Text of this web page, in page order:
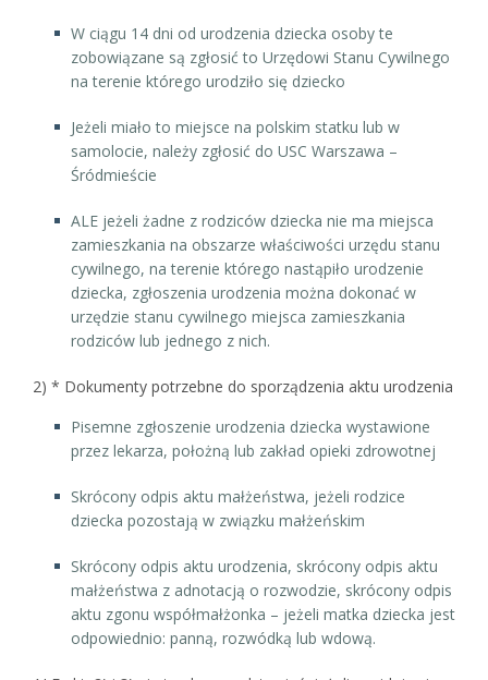
W ciągu 14 dni od urodzenia dziecka osoby te
zobowiązane są zgłosić to Urzędowi Stanu Cywilnego
na terenie którego urodziło się dziecko
Jeżeli miało to miejsce na polskim statku lub w
samolocie, należy zgłosić do USC Warszawa –
Śródmieście
ALE jeżeli żadne z rodziców dziecka nie ma miejsca
zamieszkania na obszarze właściwości urzędu stanu
cywilnego, na terenie którego nastąpiło urodzenie
dziecka, zgłoszenia urodzenia można dokonać w
urzędzie stanu cywilnego miejsca zamieszkania
rodziców lub jednego z nich.
2) * Dokumenty potrzebne do sporządzenia aktu urodzenia
Pisemne zgłoszenie urodzenia dziecka wystawione
przez lekarza, położną lub zakład opieki zdrowotnej
Skrócony odpis aktu małżeństwa, jeżeli rodzice
dziecka pozostają w związku małżeńskim
Skrócony odpis aktu urodzenia, skrócony odpis aktu
małżeństwa z adnotacją o rozwodzie, skrócony odpis
aktu zgonu współmałżonka – jeżeli matka dziecka jest
odpowiednio: panną, rozwódką lub wdową.